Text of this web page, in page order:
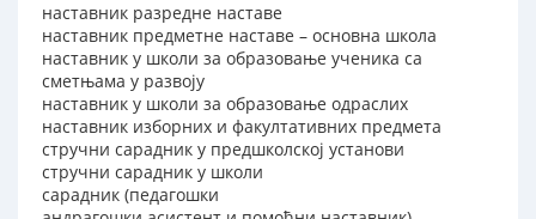
наставник разредне наставе
наставник предметне наставе – основна школа
наставник у школи за образовање ученика са
сметњама у развоју
наставник у школи за образовање одраслих
наставник изборних и факултативних предмета
стручни сарадник у предшколској установи
стручни сарадник у школи
сарадник (педагошки